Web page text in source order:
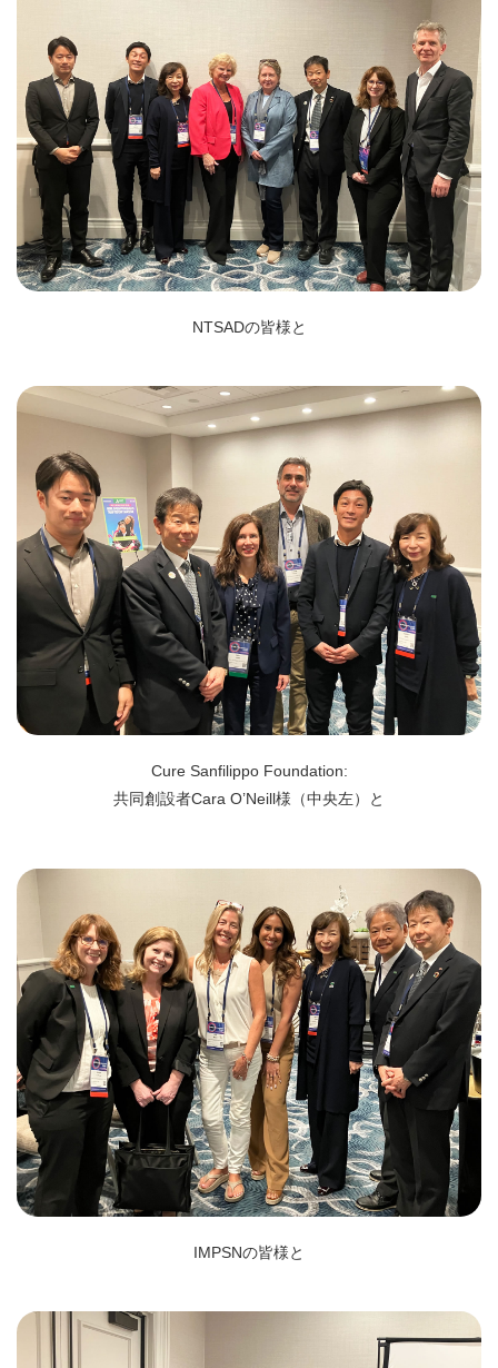
NTSADの皆様と
Cure Sanfilippo Foundation:
共同創設者Cara O’Neill様（中央左）と
IMPSNの皆様と